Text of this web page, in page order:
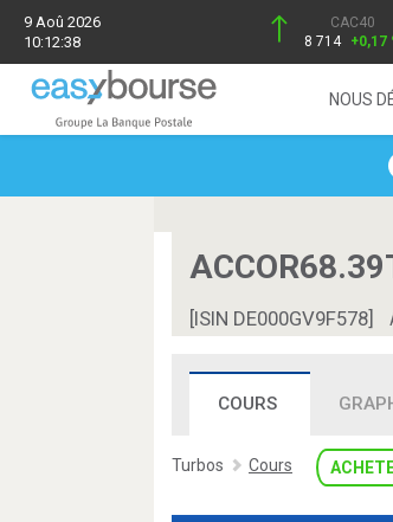
9 Aoû 2026
10:12:38
CAC40
8 714 +0,17
NOUS
[ISIN DE000GV9F578]
COURS
Turbos Cours